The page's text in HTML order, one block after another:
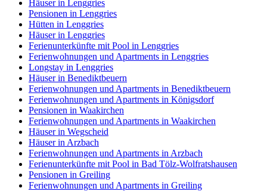
Häuser in Lenggries
Pensionen in Lenggries
Hütten in Lenggries
Häuser in Lenggries
Ferienunterkünfte mit Pool in Lenggries
Ferienwohnungen und Apartments in Lenggries
Longstay in Lenggries
Häuser in Benediktbeuern
Ferienwohnungen und Apartments in Benediktbeuern
Ferienwohnungen und Apartments in Königsdorf
Pensionen in Waakirchen
Ferienwohnungen und Apartments in Waakirchen
Häuser in Wegscheid
Häuser in Arzbach
Ferienwohnungen und Apartments in Arzbach
Ferienunterkünfte mit Pool in Bad Tölz-Wolfratshausen
Pensionen in Greiling
Ferienwohnungen und Apartments in Greiling